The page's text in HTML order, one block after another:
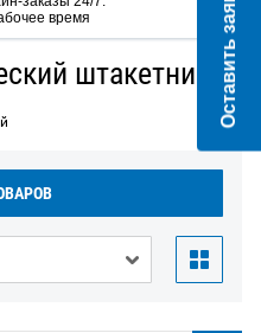
время
Оставить заявку
штакетник